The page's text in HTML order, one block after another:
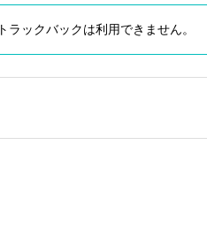
トラックバックは利用できません。